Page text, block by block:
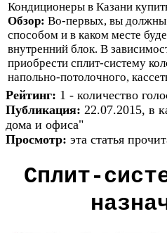
Кондиционеры в Казани
Обзор: Во-первых, вы должны
способом и в каком месте
внутренний блок. В
приобрести сплит-систему
напольно-потолочного,
Рейтинг: 1 - количество
Публикация: 22.07.2015, в
дома и офиса"
Просмотр: эта статья
Сплит-